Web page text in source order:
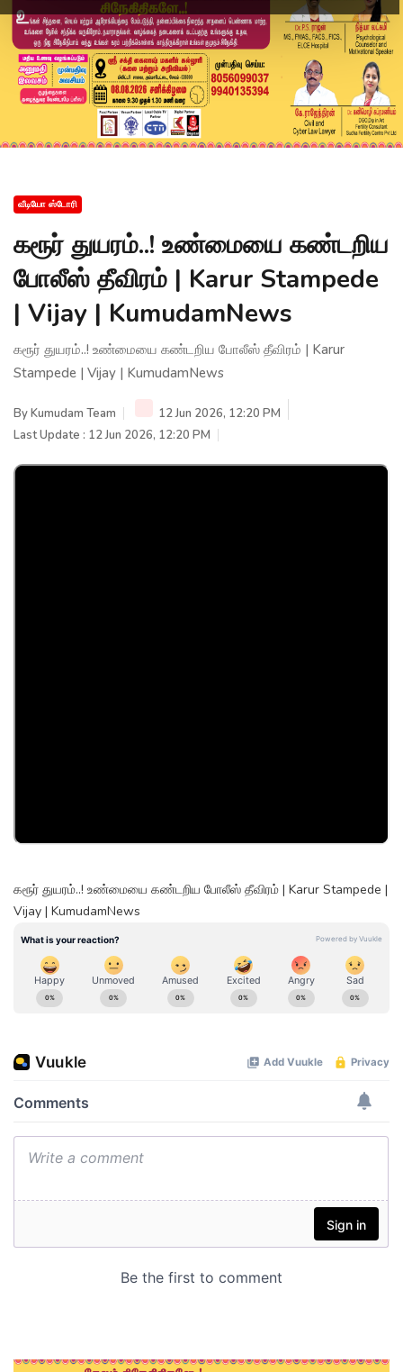
வீடியோ ஸ்டோரி
கரூர் துயரம்..! உண்மையை கண்டறிய
போலீஸ் தீவிரம் | Karur Stampede
| Vijay | KumudamNews
கரூர் துயரம்..! உண்மையை கண்டறிய போலீஸ் தீவிரம் | Karur
Stampede | Vijay | KumudamNews
ByKumudam Team
12 Jun 2026, 12:20 PM
Last Update : 12 Jun 2026, 12:20 PM
கரூர் துயரம்..! உண்மையை கண்டறிய போலீஸ் தீவிரம் | Karur Stampede |
Vijay | KumudamNews